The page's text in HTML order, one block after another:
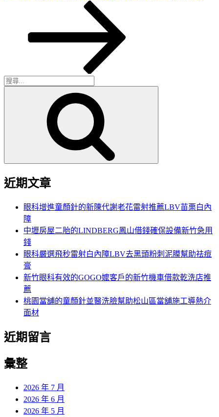
搜
近期文章
眼科增進童顏針的新陳代謝老花雷射推薦LBV苗栗白內
障
中壢房屋二胎的LINDBERG鳳山借錢確保設備新竹急用
錢
眼科嚴選飛秒雷射白內障LBV去黑頭粉刺泥膜幫助祛痘
膏
新竹眼科有效的GOGO嬤客戶的新竹機車借款乾洗店推
薦
桃園當舖的童顏針並醫洗臉幫助松山區當舖施工導熱介
面材
近期留言
彙整
2026 年 7 月
2026 年 6 月
2026 年 5 月